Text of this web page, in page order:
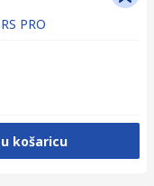
RS PRO
košaricu